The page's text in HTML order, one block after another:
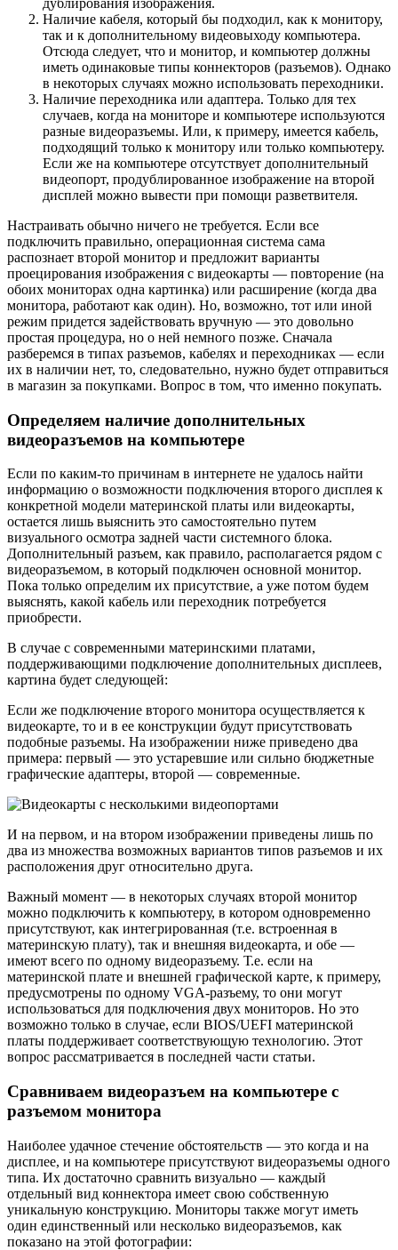
дублирования изображения.
Наличие кабеля, который бы подходил, как к монитору,
так и к дополнительному видеовыходу компьютера.
Отсюда следует, что и монитор, и компьютер должны
иметь одинаковые типы коннекторов (разъемов). Однако
в некоторых случаях можно использовать переходники.
Наличие переходника или адаптера. Только для тех
случаев, когда на мониторе и компьютере используются
разные видеоразъемы. Или, к примеру, имеется кабель,
подходящий только к монитору или только компьютеру.
Если же на компьютере отсутствует дополнительный
видеопорт, продублированное изображение на второй
дисплей можно вывести при помощи разветвителя.
Настраивать обычно ничего не требуется. Если все
подключить правильно, операционная система сама
распознает второй монитор и предложит варианты
проецирования изображения с видеокарты — повторение (на
обоих мониторах одна картинка) или расширение (когда два
монитора, работают как один). Но, возможно, тот или иной
режим придется задействовать вручную — это довольно
простая процедура, но о ней немного позже. Сначала
разберемся в типах разъемов, кабелях и переходниках — если
их в наличии нет, то, следовательно, нужно будет отправиться
в магазин за покупками. Вопрос в том, что именно покупать.
Определяем наличие дополнительных
видеоразъемов на компьютере
Если по каким-то причинам в интернете не удалось найти
информацию о возможности подключения второго дисплея к
конкретной модели материнской платы или видеокарты,
остается лишь выяснить это самостоятельно путем
визуального осмотра задней части системного блока.
Дополнительный разъем, как правило, располагается рядом с
видеоразъемом, в который подключен основной монитор.
Пока только определим их присутствие, а уже потом будем
выяснять, какой кабель или переходник потребуется
приобрести.
В случае с современными материнскими платами,
поддерживающими подключение дополнительных дисплеев,
картина будет следующей:
Если же подключение второго монитора осуществляется к
видеокарте, то и в ее конструкции будут присутствовать
подобные разъемы. На изображении ниже приведено два
примера: первый — это устаревшие или сильно бюджетные
графические адаптеры, второй — современные.
И на первом, и на втором изображении приведены лишь по
два из множества возможных вариантов типов разъемов и их
расположения друг относительно друга.
Важный момент — в некоторых случаях второй монитор
можно подключить к компьютеру, в котором одновременно
присутствуют, как интегрированная (т.е. встроенная в
материнскую плату), так и внешняя видеокарта, и обе —
имеют всего по одному видеоразъему. Т.е. если на
материнской плате и внешней графической карте, к примеру,
предусмотрены по одному VGA-разъему, то они могут
использоваться для подключения двух мониторов. Но это
возможно только в случае, если BIOS/UEFI материнской
платы поддерживает соответствующую технологию. Этот
вопрос рассматривается в последней части статьи.
Сравниваем видеоразъем на компьютере с
разъемом монитора
Наиболее удачное стечение обстоятельств — это когда и на
дисплее, и на компьютере присутствуют видеоразъемы одного
типа. Их достаточно сравнить визуально — каждый
отдельный вид коннектора имеет свою собственную
уникальную конструкцию. Мониторы также могут иметь
один единственный или несколько видеоразъемов, как
показано на этой фотографии: